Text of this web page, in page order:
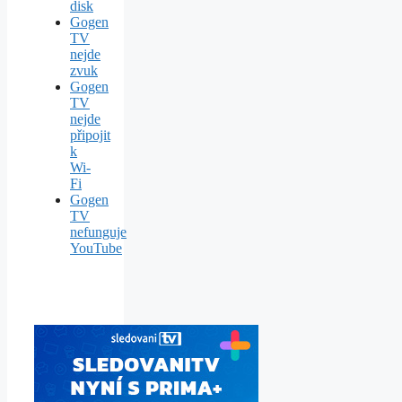
disk
Gogen
TV
nejde
zvuk
Gogen
TV
nejde
připojit
k
Wi-
Fi
Gogen
TV
nefunguje
YouTube